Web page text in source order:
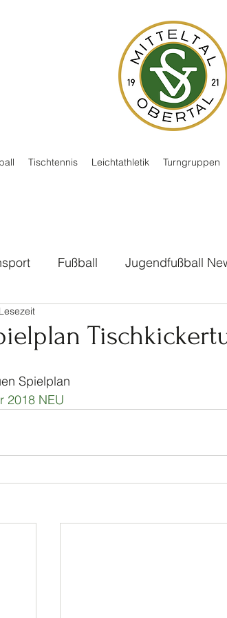
Tischtennis Leichtathletik Turngruppen
Fußball Jugendfußball
Spielplan
2018 NEU